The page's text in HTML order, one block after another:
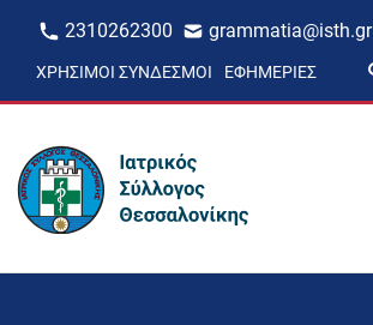
2310262300 grammatia@isth.gr
ΧΡΉΣΙΜΟΙ ΣΎΝΔΕΣΜΟΙ ΕΦΗΜΕΡΊΕΣ